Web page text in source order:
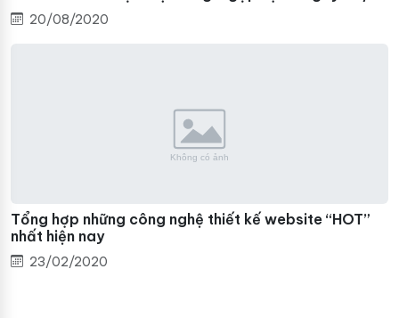
20/08/2020
Không có ảnh
Tổng hợp những công nghệ thiết kế website “HOT”
nhất hiện nay
23/02/2020